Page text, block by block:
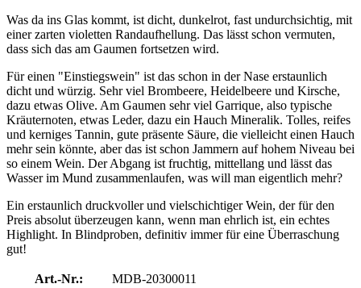
Was da ins Glas kommt, ist dicht, dunkelrot, fast undurchsichtig, mit
einer zarten violetten Randaufhellung. Das lässt schon vermuten,
dass sich das am Gaumen fortsetzen wird.
Für einen "Einstiegswein" ist das schon in der Nase erstaunlich
dicht und würzig. Sehr viel Brombeere, Heidelbeere und Kirsche,
dazu etwas Olive. Am Gaumen sehr viel Garrique, also typische
Kräuternoten, etwas Leder, dazu ein Hauch Mineralik. Tolles, reifes
und kerniges Tannin, gute präsente Säure, die vielleicht einen Hauch
mehr sein könnte, aber das ist schon Jammern auf hohem Niveau bei
so einem Wein. Der Abgang ist fruchtig, mittellang und lässt das
Wasser im Mund zusammenlaufen, was will man eigentlich mehr?
Ein erstaunlich druckvoller und vielschichtiger Wein, der für den
Preis absolut überzeugen kann, wenn man ehrlich ist, ein echtes
Highlight. In Blindproben, definitiv immer für eine Überraschung
gut!
Art.-Nr.:
MDB-20300011